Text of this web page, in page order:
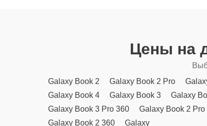
Цены на
Galaxy Book 2
Galaxy Book 2 Pro
Galaxy Book 4
Galaxy Book 3 Galaxy
Galaxy Book 3 Pro 360
Galaxy Book 2 Pro
Galaxy Book 2 360
Galaxy